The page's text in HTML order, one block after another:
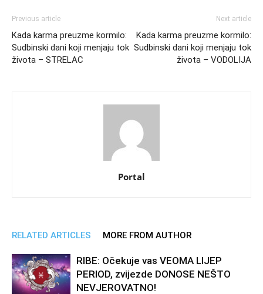
Previous article
Kada karma preuzme kormilo:
Sudbinski dani koji menjaju tok
života – STRELAC
Next article
Kada karma preuzme kormilo:
Sudbinski dani koji menjaju tok
života – VODOLIJA
Portal
RELATED ARTICLES MORE FROM AUTHOR
RIBE: Očekuje vas VEOMA LIJEP
PERIOD, zvijezde DONOSE NEŠTO
NEVJEROVATNO!